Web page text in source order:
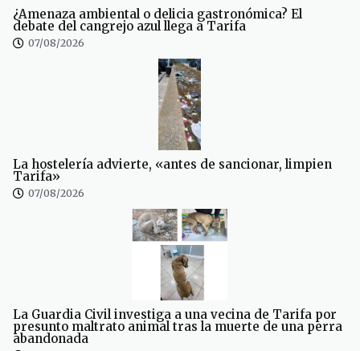
¿Amenaza ambiental o delicia gastronómica? El
debate del cangrejo azul llega a Tarifa
07/08/2026
La hostelería advierte, «antes de sancionar, limpien
Tarifa»
07/08/2026
La Guardia Civil investiga a una vecina de Tarifa por
presunto maltrato animal tras la muerte de una perra
abandonada